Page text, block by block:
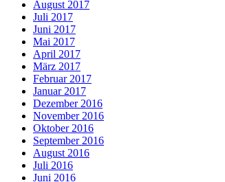
August 2017
Juli 2017
Juni 2017
Mai 2017
April 2017
März 2017
Februar 2017
Januar 2017
Dezember 2016
November 2016
Oktober 2016
September 2016
August 2016
Juli 2016
Juni 2016